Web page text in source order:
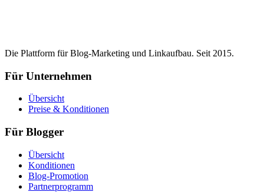
Die Plattform für Blog-Marketing und Linkaufbau. Seit 2015.
Für Unternehmen
Übersicht
Preise & Konditionen
Für Blogger
Übersicht
Konditionen
Blog-Promotion
Partnerprogramm